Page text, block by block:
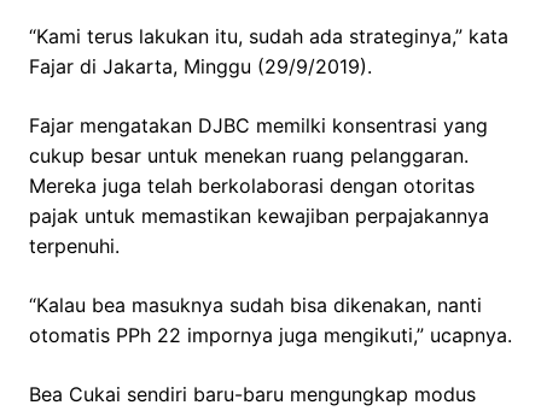
“Kami terus lakukan itu, sudah ada strateginya,” kata
Fajar di Jakarta, Minggu (29/9/2019).
Fajar mengatakan DJBC memilki konsentrasi yang
cukup besar untuk menekan ruang pelanggaran.
Mereka juga telah berkolaborasi dengan otoritas
pajak untuk memastikan kewajiban perpajakannya
terpenuhi.
“Kalau bea masuknya sudah bisa dikenakan, nanti
otomatis PPh 22 impornya juga mengikuti,” ucapnya.
Bea Cukai sendiri baru-baru mengungkap modus